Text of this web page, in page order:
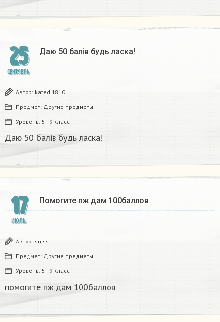
25
СЕНТЯБРЬ
Даю 50 балів будь ласка!
Автор: katedi1810
Предмет: Другие предметы
Уровень: 5 - 9 класс
Даю 50 балів будь ласка!
17
ИЮЛЬ
Помогите пж дам 100баллов​
Автор: snjss
Предмет: Другие предметы
Уровень: 5 - 9 класс
помогите пж дам 100баллов​